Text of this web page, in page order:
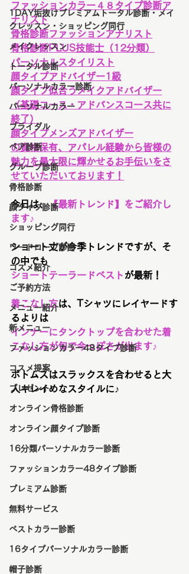
1DAY垢抜けプレミアムトータル診断・メイ
クレッスン・ショッピング同行
メイクレッスン
トータル診断
パーソナルカラー診断
パーソナルカラー
ブライダル
ペア診断
グループ診断
骨格診断
顔タイプ診断
ショッピング同行
ワードローブ診断
コスメ紹介
ご予約方法
メニュー紹介
新メニュー
ファッションカラー48タイプ診断
コスメ提案
プレゼント
オンライン骨格診断
オンライン顔タイプ診断
16分類パーソナルカラー診断
ファッションカラー48タイプ診断
プレミアム診断
無料サービス
ベストカラー診断
16タイプパーソナルカラー診断
帽子診断
ファッションカラー４８タイプ診断ア
ナリスト
骨格診断ファッションアナリスト
骨格診断PLUS技能士（12分類）
パーソナルスタイリスト
顔タイプアドバイザー1級
顔タイプ似合うメイクアドバイザー
（基礎コース・アドバンスコース共に
終了）
顔タイプメンズアドバイザー
の資格保有、アパレル経験から皆様の
魅力を最大限に輝かせるお手伝いをさ
せていただいております！
今日は、【最新トレンド】をご紹介し
ます♪
ショート丈が今季トレンドですが、そ
の中でも
ショートテーラードベスト が最新！
着こなし方は、Tシャツにレイヤードす
るよりは
インナーにタンクトップを合わせた着
こなし方が旬で今っぽさが出ます♪
ボトムスはスラックスを合わせると大
人キレイめなスタイルに♪